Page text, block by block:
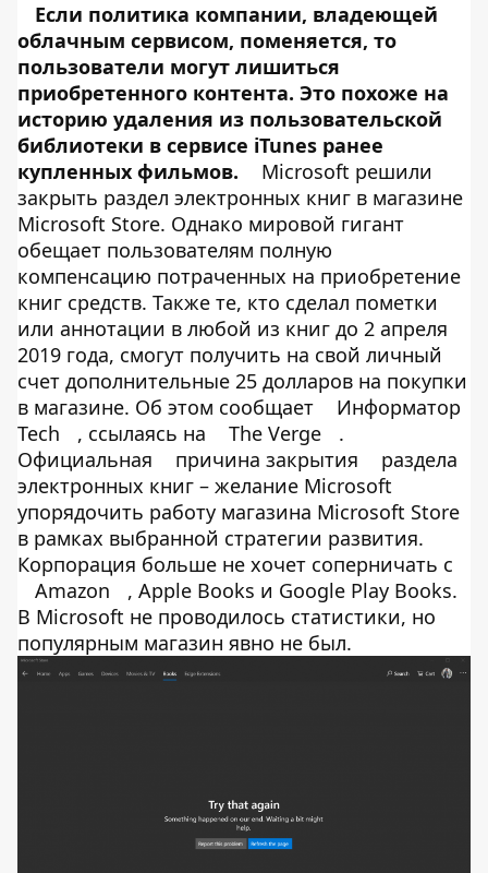
Если политика компании, владеющей
облачным сервисом, поменяется, то
пользователи могут лишиться
приобретенного контента. Это похоже на
историю удаления из пользовательской
библиотеки в сервисе iTunes ранее
купленных фильмов.
Microsoft решили
закрыть раздел электронных книг в магазине
Microsoft Store. Однако мировой гигант
обещает пользователям полную
компенсацию потраченных на приобретение
книг средств. Также те, кто сделал пометки
или аннотации в любой из книг до 2 апреля
2019 года, смогут получить на свой личный
счет дополнительные 25 долларов на покупки
в магазине. Об этом сообщает
Информатор
Tech
, ссылаясь на The Verge
.
Официальная
причина закрытия
раздела
электронных книг – желание Microsoft
упорядочить работу магазина Microsoft Store
в рамках выбранной стратегии развития.
Корпорация больше не хочет соперничать с
Amazon
, Apple Books и Google Play Books.
В Microsoft не проводилось статистики, но
популярным магазин явно не был.